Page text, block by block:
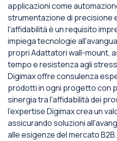
applicazioni come
strumentazione di precisione
l'affidabilità è un requisito
impiega tecnologie
propri Adattatori wall-mount,
tempo e resistenza agli
Digimax offre consulenza
prodotti in ogni progetto con
sinergia tra l'affidabilità dei
l'expertise Digimax crea un
assicurando soluzioni
alle esigenze del mercato B2B.